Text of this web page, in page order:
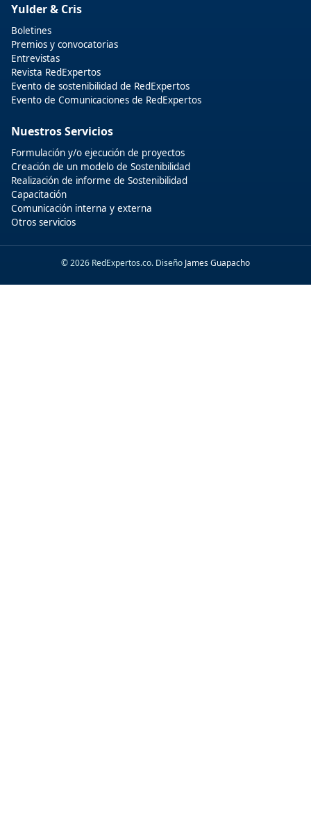
Yulder & Cris
Boletines
Premios y convocatorias
Entrevistas
Revista RedExpertos
Evento de sostenibilidad de RedExpertos
Evento de Comunicaciones de RedExpertos
Nuestros Servicios
Formulación y/o ejecución de proyectos
Creación de un modelo de Sostenibilidad
Realización de informe de Sostenibilidad
Capacitación
Comunicación interna y externa
Otros servicios
© 2026 RedExpertos.co. Diseño James Guapacho